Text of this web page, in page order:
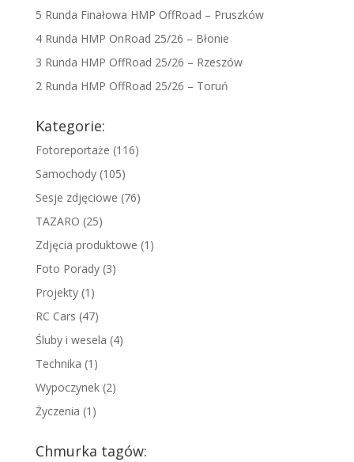
5 Runda Finałowa HMP OffRoad – Pruszków
4 Runda HMP OnRoad 25/26 – Błonie
3 Runda HMP OffRoad 25/26 – Rzeszów
2 Runda HMP OffRoad 25/26 – Toruń
Kategorie:
Fotoreportaże (116)
Samochody(105)
Sesje zdjęciowe (76)
TAZARO (25)
Zdjęcia produktowe (1)
Foto Porady(3)
Projekty(1)
RC Cars (47)
Śluby i wesela (4)
Technika (1)
Wypoczynek(2)
Życzenia (1)
Chmurka tagów: